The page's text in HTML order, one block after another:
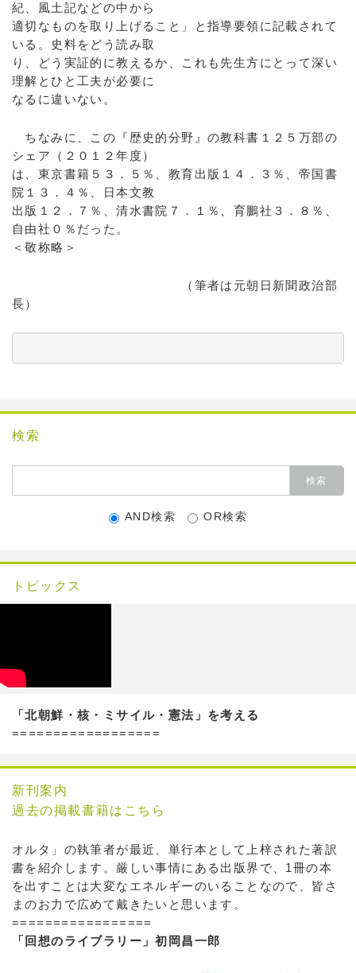
紀、風土記などの中から
適切なものを取り上げること」と指導要領に記載されて
いる。史料をどう読み取
り、どう実証的に教えるか、これも先生方にとって深い
理解とひと工夫が必要に
なるに違いない。
ちなみに、この『歴史的分野』の教科書１２５万部の
シェア（２０１２年度）
は、東京書籍５３．５％、教育出版１４．３％、帝国書
院１３．４％、日本文教
出版１２．７％、清水書院７．１％、育鵬社３．８％、
自由社０％だった。
＜敬称略＞
（筆者は元朝日新聞政治部
長）
検索
AND検索 OR検索
トピックス
「北朝鮮・核・ミサイル・憲法」を考える
==================
新刊案内
過去の掲載書籍はこちら
オルタ」の執筆者が最近、単行本として上梓された著訳
書を紹介します。厳しい事情にある出版界で、1冊の本
を出すことは大変なエネルギーのいることなので、皆さ
まのお力で広めて戴きたいと思います。
=================
「回想のライブラリー」初岡昌一郎